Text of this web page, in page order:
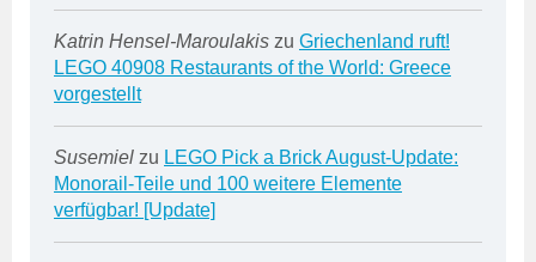
Katrin Hensel-Maroulakis zu Griechenland ruft!
LEGO 40908 Restaurants of the World: Greece
vorgestellt
Susemiel zu LEGO Pick a Brick August-Update:
Monorail-Teile und 100 weitere Elemente
verfügbar! [Update]